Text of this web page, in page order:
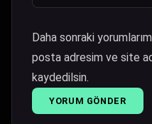
Daha sonraki
posta adresim ve site
kaydedilsin.